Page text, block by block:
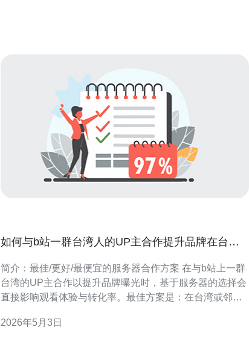
如何与b站一群台湾人的UP主合作提升品牌在台湾
简介：最佳/更好/最便宜的服务器合作方案 在与b站上一群
台湾的UP主合作以提升品牌曝光时，基于服务器的选择会
直接影响观看体验与转化率。最佳方案是：在台湾或邻近
湾节点覆盖良好的CDN，确保视频、页面与电商链接低延
2026年5月3日